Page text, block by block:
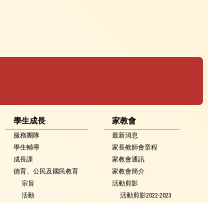
學生成長
服務團隊
學生輔導
成長課
德育、公民及國民教育
宗旨
活動
家教會
最新消息
家長教師會章程
家教會通訊
家教會簡介
活動剪影
活動剪影2022-2023